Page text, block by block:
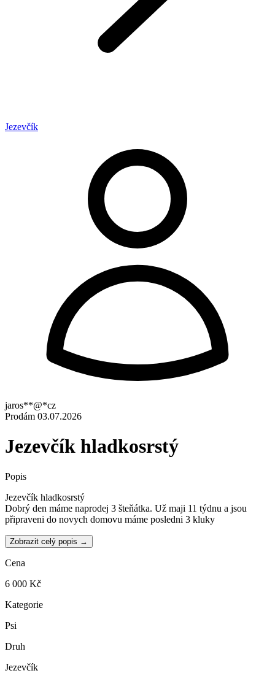
Jezevčík
jaros**@*cz
Prodám 03.07.2026
Jezevčík hladkosrstý
Popis
Jezevčík hladkosrstý
Dobrý den máme naprodej 3 šteňátka. Už maji 11 týdnu a jsou
připraveni do novych domovu máme posledni 3 kluky
Zobrazit celý popis →
Cena
6 000 Kč
Kategorie
Psi
Druh
Jezevčík